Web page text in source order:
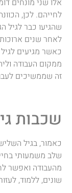
אלו שני מונחים
לחייהם. לכן,
שהגיעו כבר לגיל
לאחר שנים
ממקום העבודה
זה שממשיכים
שכבות
כאמור, בגיל
שלב משמעותי
מהעבודה ואפשר
שונים, ללמוד,